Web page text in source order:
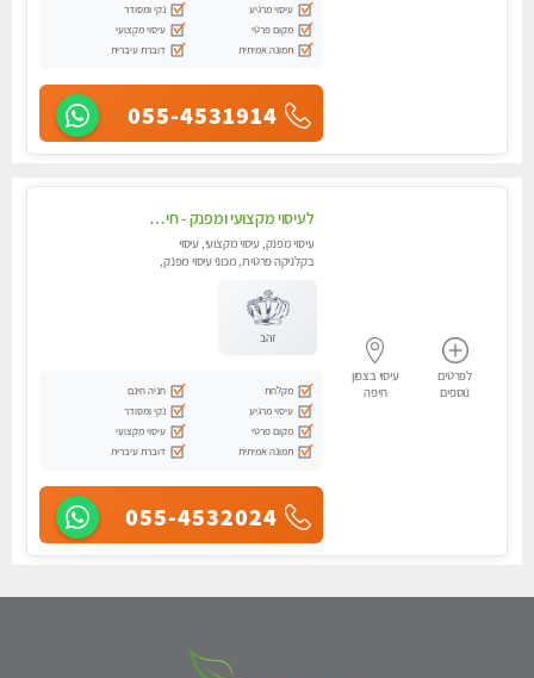
עיסוי מרגיע
נקי ומסודר
מקום פרטי
עיסוי מקצועי
תמונה אמיתית
דוברת עיברית
055-4531914
לפרטים
נוספים
עיסוי בצפון
חיפה
לעיסוי מקצועי ומפנק - חיפה באווירה נעימה ושקטה - טל - 054-4840029
עיסוי מפנק, עיסוי מקצועי, עיסוי
בקלניקה פרטית, מכוני עיסוי מפנק,
זהב
מקלחת
חניה חינם
עיסוי מרגיע
נקי ומסודר
מקום פרטי
עיסוי מקצועי
תמונה אמיתית
דוברת עיברית
055-4532024